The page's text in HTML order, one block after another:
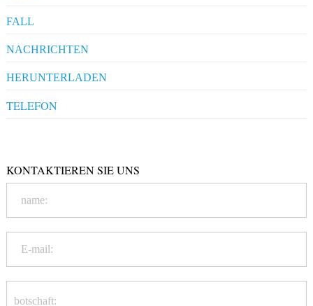
FALL
Pharmaceuticals
Clients' Comments
NACHRICHTEN
Industrial News
HERUNTERLADEN
Company Compliance
TELEFON
KONTAKTIEREN SIE UNS